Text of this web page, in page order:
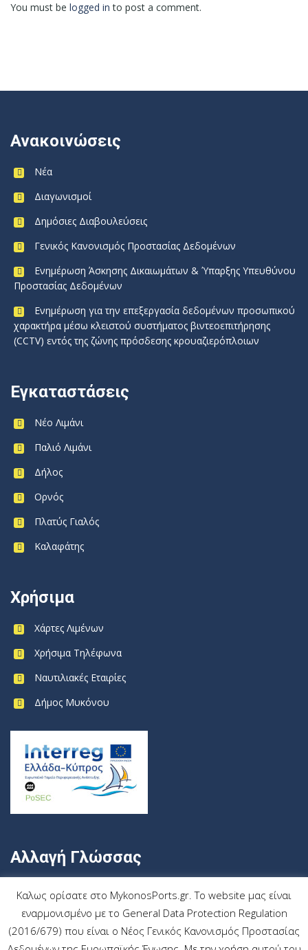
You must be logged in to post a comment.
Ανακοινώσεις
Νέα
Διαγωνισμοί
Δημόσιες Διαβουλεύσεις
Γενικός Κανονισμός Προστασίας Δεδομένων
Ενημέρωση Άσκησης Δικαιωμάτων & Ύπαρξης Υπευθύνου
Προστασίας Δεδομένων
Ενημέρωση για την επεξεργασία δεδομένων προσωπικού
χαρακτήρα μέσω κλειστού συστήματος βιντεοεπιτήρησης
(CCTV) εντός της ζώνης πρόσδεσης κρουαζιερόπλοιων
Εγκαταστάσεις
Νέο Λιμάνι
Παλιό Λιμάνι
Δήλος
Ορνός
Πλατύς Γιαλός
Καλαφάτης
Χρήσιμα
Χάρτες Λιμένων
Χρήσιμα Τηλέφωνα
Ναυτιλιακές Εταιρίες
Δήμος Μυκόνου
Αλλαγή Γλώσσας
Ελληνικα
Καλως ορίσατε στο MykonosPorts.gr. Το website μας είναι
εναρμονισμένο με το General Data Protection Regulation
(2016/679) που είναι ο Νέος Γενικός Κανονισμός Προστασίας